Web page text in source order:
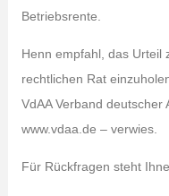
Betriebsrente.
Henn empfahl, das Urteil
rechtlichen Rat
VdAA Verband deutscher
www.vdaa.de – verwies.
Für Rückfragen steht